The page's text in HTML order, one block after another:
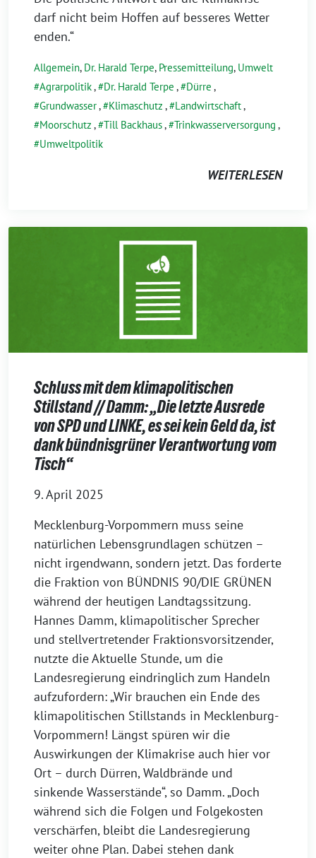
darf nicht beim Hoffen auf besseres Wetter
enden.“
Allgemein, Dr. Harald Terpe, Pressemitteilung, Umwelt
Agrarpolitik, Dr. Harald Terpe , Dürre ,
Grundwasser, Klimaschutz , Landwirtschaft,
Moorschutz , Till Backhaus, Trinkwasserversorgung ,
Umweltpolitik
WEITERLESEN
Schluss mit dem klimapolitischen
Stillstand // Damm: „Die letzte Ausrede
von SPD und LINKE, es sei kein Geld da, ist
dank bündnisgrüner Verantwortung vom
Tisch“
9. April 2025
Mecklenburg-Vorpommern muss seine
natürlichen Lebensgrundlagen schützen –
nicht irgendwann, sondern jetzt. Das forderte
die Fraktion von BÜNDNIS 90/DIE GRÜNEN
während der heutigen Landtagssitzung.
Hannes Damm, klimapolitischer Sprecher
und stellvertretender Fraktionsvorsitzender,
nutzte die Aktuelle Stunde, um die
Landesregierung eindringlich zum Handeln
aufzufordern: „Wir brauchen ein Ende des
klimapolitischen Stillstands in Mecklenburg-
Vorpommern! Längst spüren wir die
Auswirkungen der Klimakrise auch hier vor
Ort – durch Dürren, Waldbrände und
sinkende Wasserstände“, so Damm. „Doch
während sich die Folgen und Folgekosten
verschärfen, bleibt die Landesregierung
weiter ohne Plan. Dabei stehen dank